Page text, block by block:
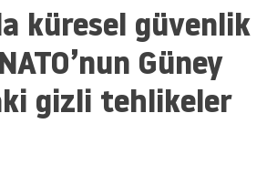
küresel güvenlik
Güney
gizli tehlikeler